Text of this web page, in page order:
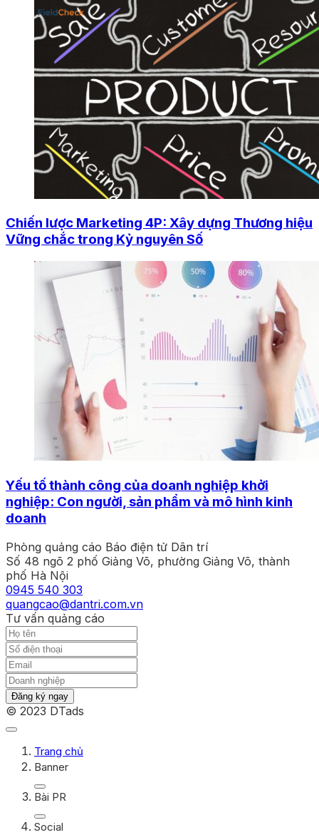
Chiến lược Marketing 4P: Xây dựng Thương hiệu
Vững chắc trong Kỷ nguyên Số
Yếu tố thành công của doanh nghiệp khởi
nghiệp: Con người, sản phẩm và mô hình kinh
doanh
Phòng quảng cáo Báo điện tử Dân trí
Số 48 ngõ 2 phố Giảng Võ, phường Giảng Võ, thành
phố Hà Nội
0945 540 303
quangcao@dantri.com.vn
Tư vấn quảng cáo
Đăng ký ngay
© 2023 DTads
Trang chủ
Banner
Bài PR
Social